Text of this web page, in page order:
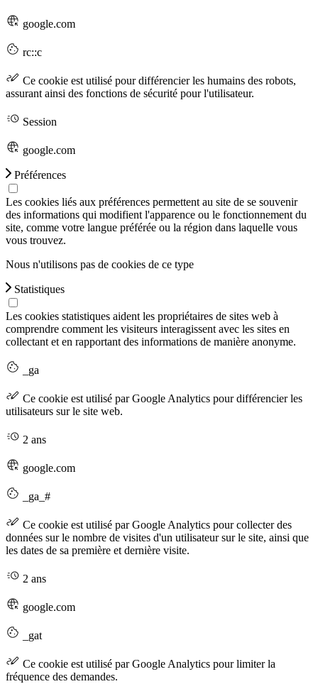
google.com
rc::c
Ce cookie est utilisé pour différencier les humains des robots,
assurant ainsi des fonctions de sécurité pour l'utilisateur.
Session
google.com
Préférences
Les cookies liés aux préférences permettent au site de se souvenir
des informations qui modifient l'apparence ou le fonctionnement du
site, comme votre langue préférée ou la région dans laquelle vous
vous trouvez.
Nous n'utilisons pas de cookies de ce type
Statistiques
Les cookies statistiques aident les propriétaires de sites web à
comprendre comment les visiteurs interagissent avec les sites en
collectant et en rapportant des informations de manière anonyme.
_ga
Ce cookie est utilisé par Google Analytics pour différencier les
utilisateurs sur le site web.
2 ans
google.com
_ga_#
Ce cookie est utilisé par Google Analytics pour collecter des
données sur le nombre de visites d'un utilisateur sur le site, ainsi que
les dates de sa première et dernière visite.
2 ans
google.com
_gat
Ce cookie est utilisé par Google Analytics pour limiter la
fréquence des demandes.